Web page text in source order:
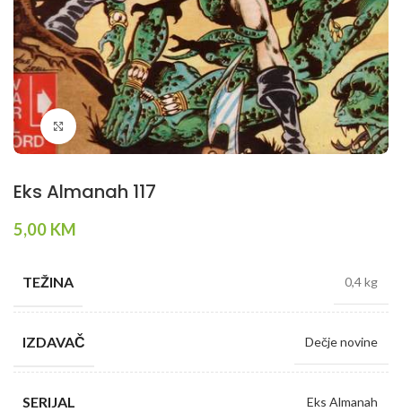
Klikni da povečaš
Eks Almanah 117
5,00 KM
TEŽINA 0,4 kg
IZDAVAČ Dečje novine
SERIJAL Eks Almanah